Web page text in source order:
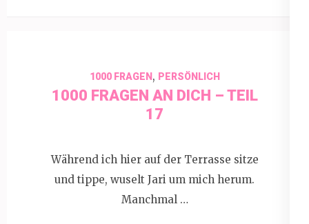
1000 FRAGEN, PERSÖNLICH
1000 FRAGEN AN DICH – TEIL
17
Während ich hier auf der Terrasse sitze
und tippe, wuselt Jari um mich herum.
Manchmal …